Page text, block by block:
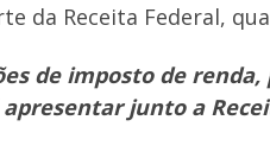
da Receita Federal,
de imposto de
junto a